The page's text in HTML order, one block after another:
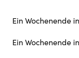
Ein Wochenende
Ein Wochenende